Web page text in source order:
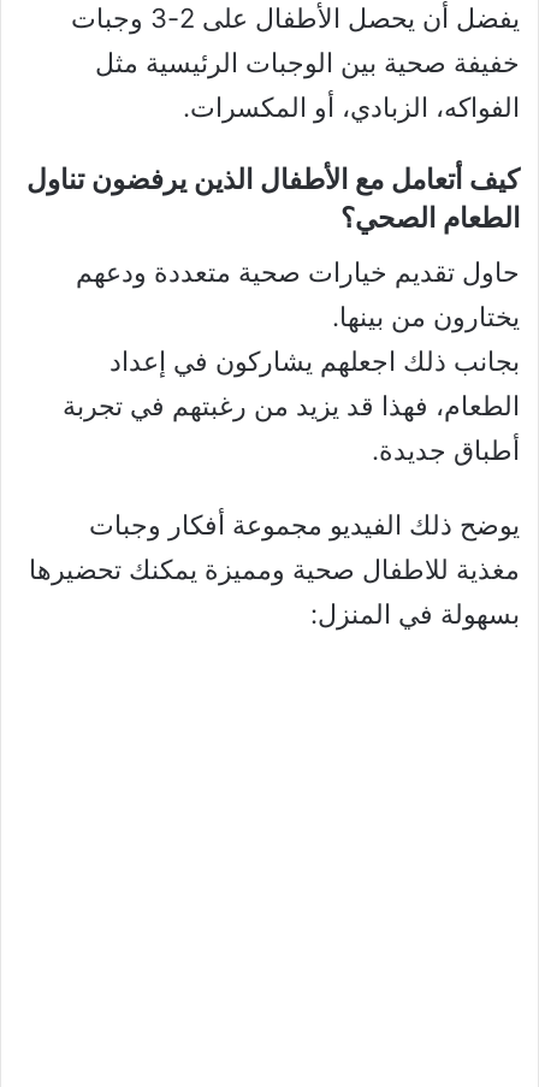
يفضل أن يحصل الأطفال على 2-3 وجبات
خفيفة صحية بين الوجبات الرئيسية مثل
الفواكه، الزبادي، أو المكسرات.
كيف أتعامل مع الأطفال الذين يرفضون تناول
الطعام الصحي؟
حاول تقديم خيارات صحية متعددة ودعهم
يختارون من بينها.
بجانب ذلك اجعلهم يشاركون في إعداد
الطعام، فهذا قد يزيد من رغبتهم في تجربة
أطباق جديدة.
يوضح ذلك الفيديو مجموعة أفكار وجبات
مغذية للاطفال صحية ومميزة يمكنك تحضيرها
بسهولة في المنزل: